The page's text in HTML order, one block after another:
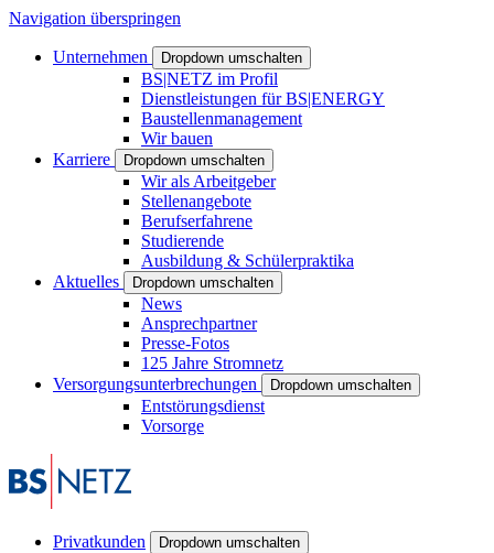
Navigation überspringen
Unternehmen Dropdown umschalten
BS|NETZ im Profil
Dienstleistungen für BS|ENERGY
Baustellenmanagement
Wir bauen
Karriere
Dropdown umschalten
Wir als Arbeitgeber
Stellenangebote
Berufserfahrene
Studierende
Ausbildung & Schülerpraktika
Aktuelles
Dropdown umschalten
News
Ansprechpartner
Presse-Fotos
125 Jahre Stromnetz
Versorgungsunterbrechungen
Dropdown umschalten
Entstörungsdienst
Vorsorge
Privatkunden Dropdown umschalten